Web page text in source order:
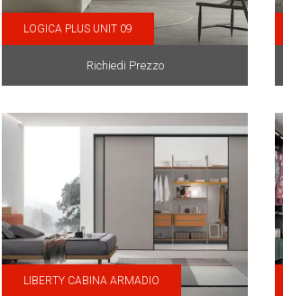
LOGICA PLUS UNIT 09
Richiedi Prezzo
LIBERTY CABINA ARMADIO